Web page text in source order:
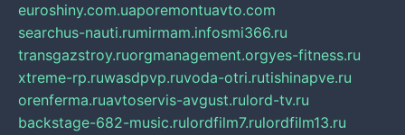
euroshiny.com.uaporemontuavto.com
searchus-nauti.rumirmam.infosmi366.ru
transgazstroy.ruorgmanagement.orgyes-fitness.ru
xtreme-rp.ruwasdpvp.ruvoda-otri.rutishinapve.ru
orenferma.ruavtoservis-avgust.rulord-tv.ru
backstage-682-music.rulordfilm7.rulordfilm13.ru